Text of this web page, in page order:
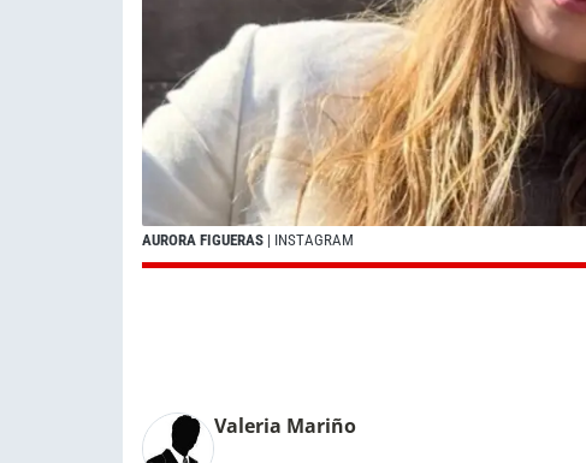
AURORA FIGUERAS | INSTAGRAM
Valeria Mariño